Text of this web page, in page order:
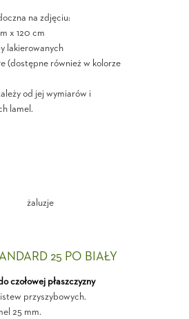
na zdjęciu:
x 120 cm
lakierowanych
(dostępne również w kolorze
od jej wymiarów i
lamel.
25 PO BIAŁY
czołowej płaszczyzny
przyszybowych.
25 mm.